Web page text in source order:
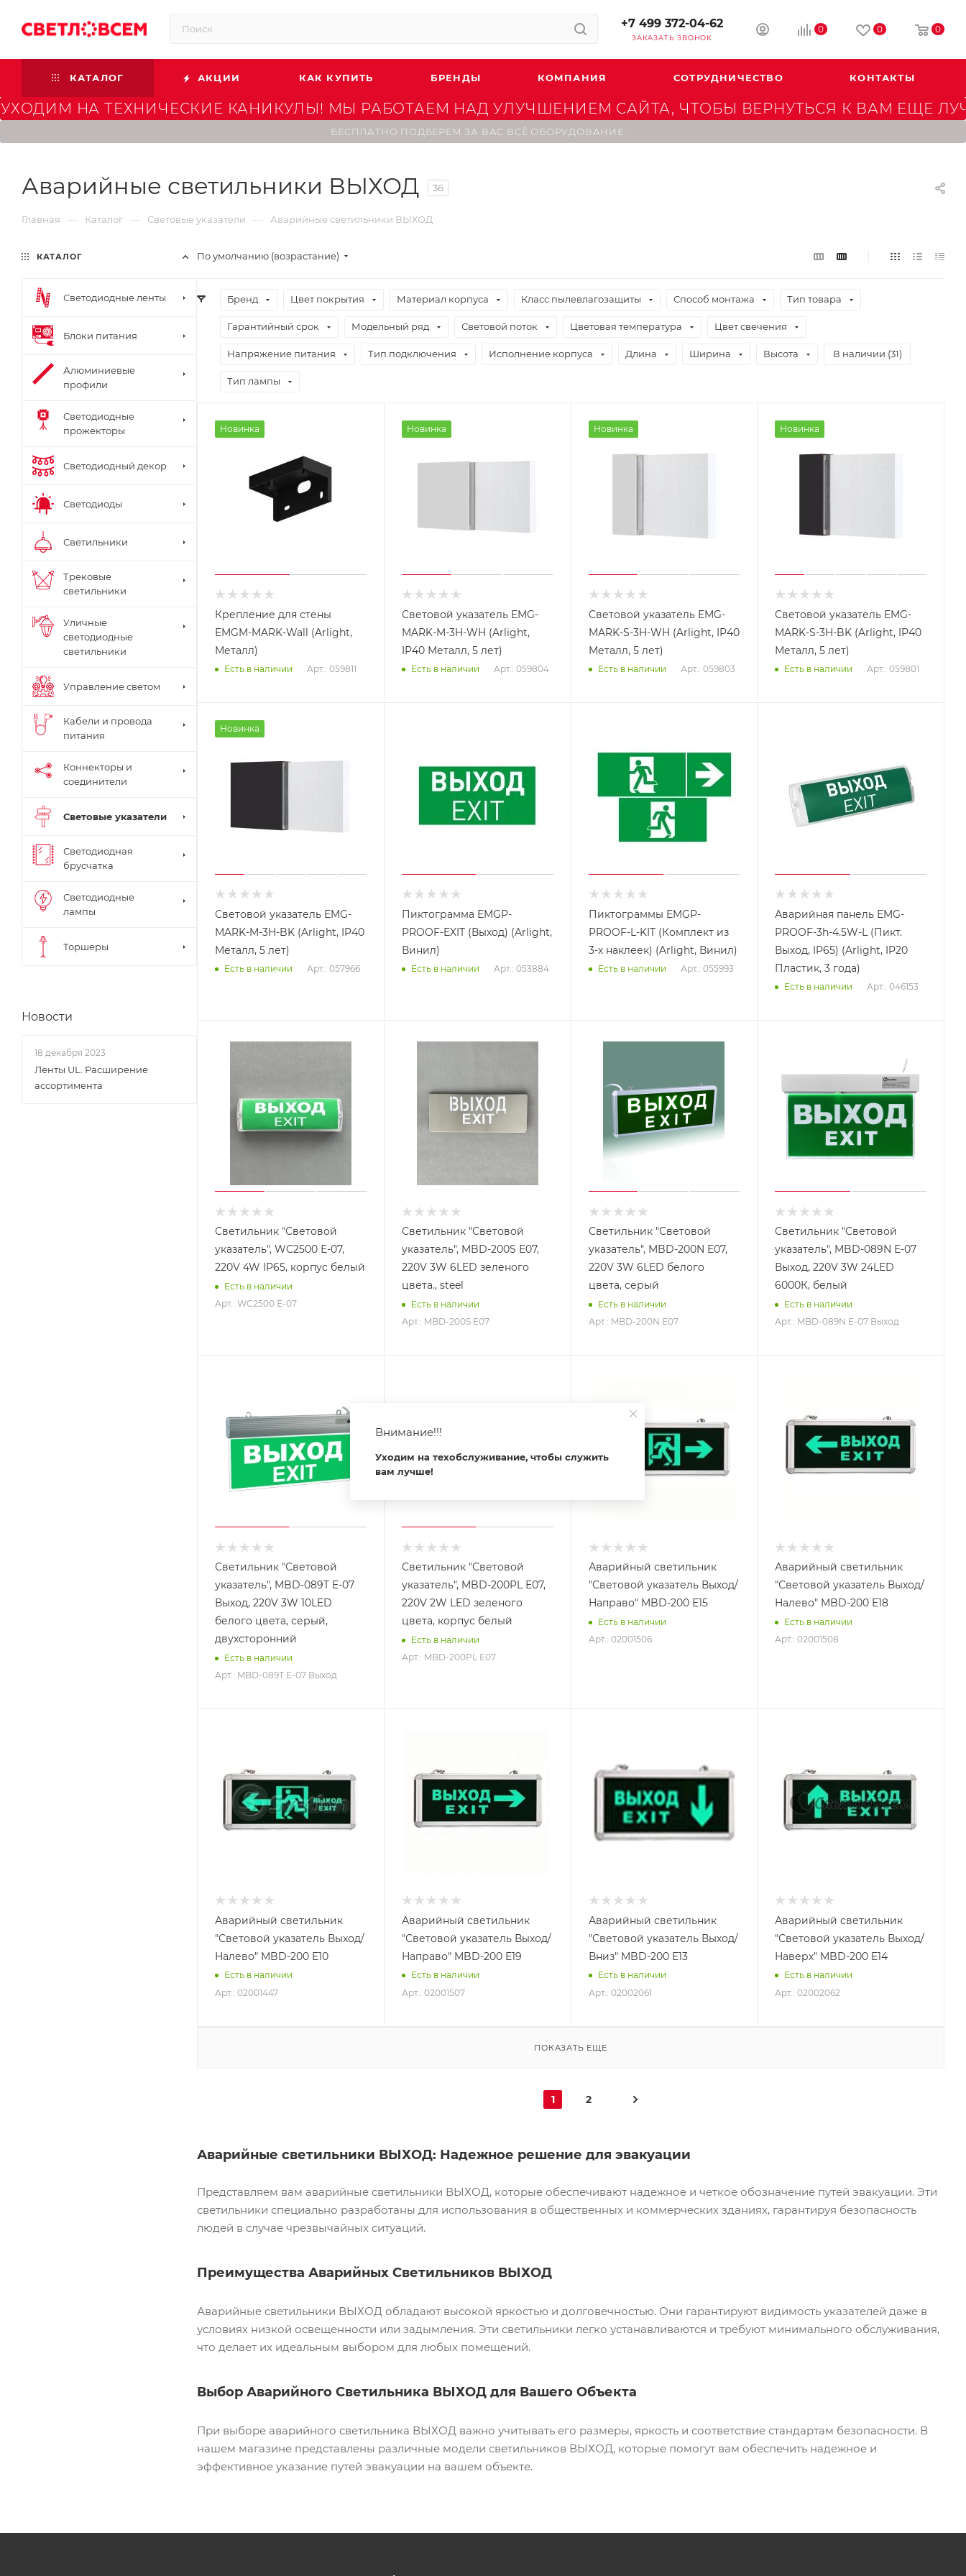
+7 499 372-04-62
ЗАКАЗАТЬ ЗВОНОК
0 0 0
КАТАЛОГ АКЦИИ КАК КУПИТЬ БРЕНДЫ КОМПАНИЯ СОТРУДНИЧЕСТВО КОНТАКТЫ
УХОДИМ НА ТЕХНИЧЕСКИЕ КАНИКУЛЫ! МЫ РАБОТАЕМ НАД УЛУЧШЕНИЕМ САЙТА, ЧТОБЫ ВЕРНУТЬСЯ К ВАМ ЕЩЕ
БЕСПЛАТНО ПОДБЕРЕМ ЗА ВАС ВСЁ ОБОРУДОВАНИЕ.
Аварийные светильники ВЫХОД 36
Главная — Каталог — Световые указатели — Аварийные светильники ВЫХОД
По умолчанию (возрастание)
Бренд Цвет покрытия Материал корпуса Класс пылевлагозащиты Способ монтажа Тип товара
Гарантийный срок Модельный ряд Световой поток Цветовая температура Цвет свечения
Напряжение питания Тип подключения Исполнение корпуса Длина Ширина Высота В наличии (31)
Тип лампы
Новинка
Крепление для стены
EMGM-MARK-Wall (Arlight,
Металл)
Есть в наличии Арт.: 059811
Новинка
Световой указатель EMG-
MARK-M-3H-WH (Arlight,
IP40 Металл, 5 лет)
Есть в наличии Арт.: 059804
Новинка
Световой указатель EMG-
MARK-S-3H-WH (Arlight, IP40
Металл, 5 лет)
Есть в наличии Арт.: 059803
Новинка
Световой указатель EMG-
MARK-S-3H-BK (Arlight, IP40
Металл, 5 лет)
Есть в наличии Арт.: 059801
Новинка
Световой указатель EMG-
MARK-M-3H-BK (Arlight, IP40
Металл, 5 лет)
Есть в наличии Арт.: 057966
Пиктограмма EMGP-
PROOF-EXIT (Выход) (Arlight,
Винил)
Есть в наличии Арт.: 053884
Пиктограммы EMGP-
PROOF-L-KIT (Комплект из
3-х наклеек) (Arlight, Винил)
Есть в наличии Арт.: 055993
Аварийная панель EMG-
PROOF-3h-4.5W-L (Пикт.
Выход, IP65) (Arlight, IP20
Пластик, 3 года)
Есть в наличии Арт.: 046153
Светильник "Световой
указатель", WC2500 Е-07,
220V 4W IP65, корпус белый
Есть в наличии
Арт.: WC2500 Е-07
Светильник "Световой
указатель", MBD-200S Е07,
220V 3W 6LED зеленого
цвета., steel
Есть в наличии
Арт.: MBD-200S Е07
Светильник "Световой
указатель", MBD-200N Е07,
220V 3W 6LED белого
цвета, серый
Есть в наличии
Арт.: MBD-200N Е07
Светильник "Световой
указатель", MBD-089N Е-07
Выход, 220V 3W 24LED
6000К, белый
Есть в наличии
Арт.: MBD-089N Е-07 Выход
Светильник "Световой
указатель", MBD-089T Е-07
Выход, 220V 3W 10LED
белого цвета, серый,
двухсторонний
Есть в наличии
Арт.: MBD-089T Е-07 Выход
Светильник "Световой
указатель", MBD-200PL Е07,
220V 2W LED зеленого
цвета, корпус белый
Есть в наличии
Арт.: MBD-200PL Е07
Аварийный светильник
"Световой указатель Выход/
Направо" MBD-200 E15
Есть в наличии
Арт.: 02001506
Аварийный светильник
"Световой указатель Выход/
Налево" MBD-200 E18
Есть в наличии
Арт.: 02001508
Аварийный светильник
"Световой указатель Выход/
Налево" MBD-200 E10
Есть в наличии
Арт.: 02001447
Аварийный светильник
"Световой указатель Выход/
Направо" MBD-200 E19
Есть в наличии
Арт.: 02001507
Аварийный светильник
"Световой указатель Выход/
Вниз" MBD-200 E13
Есть в наличии
Арт.: 02002061
Аварийный светильник
"Световой указатель Выход/
Наверх" MBD-200 E14
Есть в наличии
Арт.: 02002062
ПОКАЗАТЬ ЕЩЕ
1 2
Аварийные светильники ВЫХОД: Надежное решение для эвакуации
Представляем вам аварийные светильники ВЫХОД, которые обеспечивают надежное и четкое обозначение путей эвакуации. Эти
светильники специально разработаны для использования в общественных и коммерческих зданиях, гарантируя безопасность
людей в случае чрезвычайных ситуаций.
Преимущества Аварийных Светильников ВЫХОД
Аварийные светильники ВЫХОД обладают высокой яркостью и долговечностью. Они гарантируют видимость указателей даже в
условиях низкой освещенности или задымления. Эти светильники легко устанавливаются и требуют минимального обслуживания,
что делает их идеальным выбором для любых помещений.
Выбор Аварийного Светильника ВЫХОД для Вашего Объекта
При выборе аварийного светильника ВЫХОД важно учитывать его размеры, яркость и соответствие стандартам безопасности. В
нашем магазине представлены различные модели светильников ВЫХОД, которые помогут вам обеспечить надежное и
эффективное указание путей эвакуации на вашем объекте.
КАТАЛОГ
Светодиодные ленты
Блоки питания
Алюминиевые
профили
Светодиодные
прожекторы
Светодиодный декор
Светодиоды
Светильники
Трековые
светильники
Уличные
светодиодные
светильники
Управление светом
Кабели и провода
питания
Коннекторы и
соединители
Световые указатели
Светодиодная
брусчатка
Светодиодные
лампы
Торшеры
Новости
18 декабря 2023
Ленты UL. Расширение
ассортимента
Внимание!!!
Уходим на техобслуживание, чтобы служить
вам лучше!